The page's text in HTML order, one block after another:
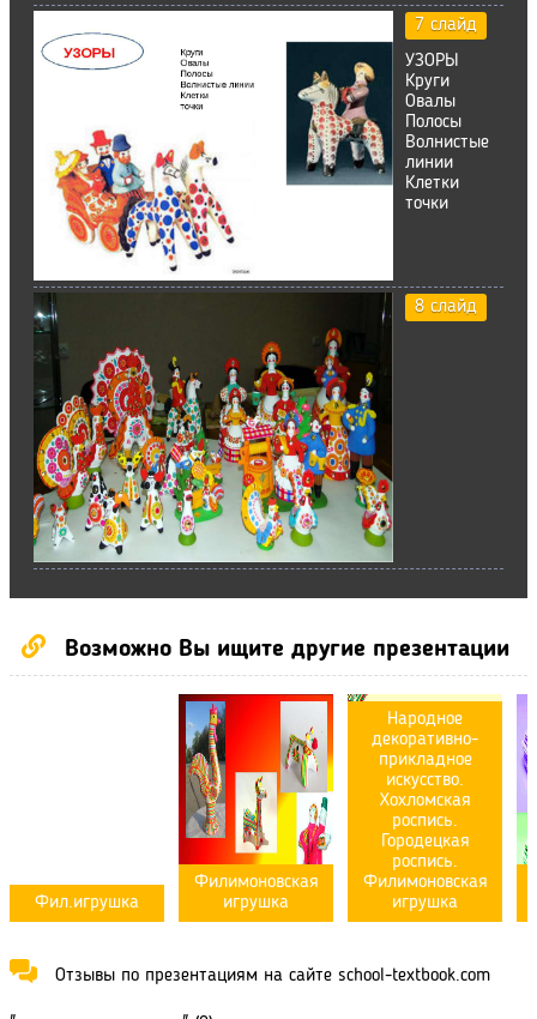
7 слайд
УЗОРЫ
Круги
Овалы
Полосы
Волнистые
линии
Клетки
точки
8 слайд
Возможно Вы ищите другие презентации
Фил.игрушка
Филимоновская
игрушка
Народное
декоративно-
прикладное
искусство.
Хохломская
роспись.
Городецкая
роспись.
Филимоновская
игрушка
Отзывы по презентациям на сайте school-textbook.com